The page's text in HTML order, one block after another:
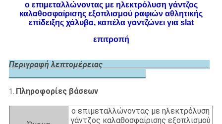
ο επιμεταλλώνοντας με ηλεκτρόλυση γάντζος
καλαθοσφαίρισης εξοπλισμού ραφιών αθλητικής
επίδειξης χάλυβα, καπέλα γαντζώνει για slat
επιτροπή
Περιγραφή λεπτομέρειας
1. Πληροφορίες βάσεων
ο επιμεταλλώνοντας με ηλεκτρόλυση
γάντζος καλαθοσφαίρισης εξοπλισμού